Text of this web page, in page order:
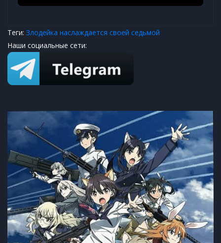
Теги: Злодейка наслаждается своей седьмой
Наши социальные сети: